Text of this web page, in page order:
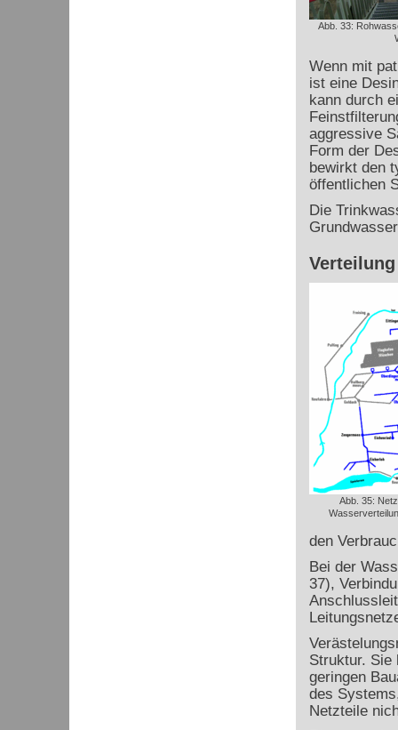
Abb. 33:
Wenn mit
ist eine
kann durch
aggressive
Form der
bewirkt den
öffentlichen
Die
Abb. 35:
den
Bei der
37),
Struktur. Sie
geringen
des
Netzteile